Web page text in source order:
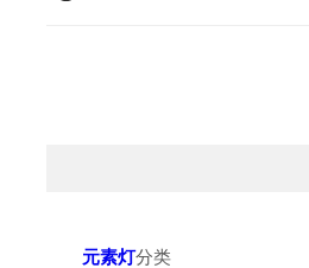
元素灯分类